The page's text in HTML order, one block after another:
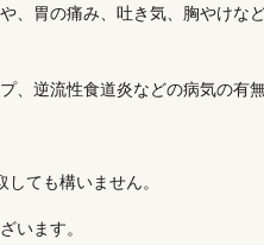
、胃の痛み、吐き気、胸やけな
、逆流性食道炎などの病気の有
ても構いません。
います。